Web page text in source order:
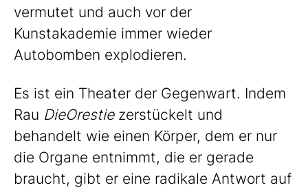
vermutet und auch vor der
Kunstakademie immer wieder
Autobomben explodieren.
Es ist ein Theater der Gegenwart. Indem
Rau DieOrestiezerstückelt und
behandelt wie einen Körper, dem er nur
die Organe entnimmt, die er gerade
braucht, gibt er eine radikale Antwort auf